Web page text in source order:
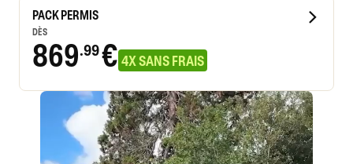
PACK PERMIS
DÈS
869.99€ 4X SANS FRAIS